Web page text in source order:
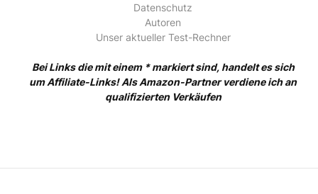
Datenschutz
Autoren
Unser aktueller Test-Rechner
Bei Links die mit einem * markiert sind, handelt es sich
um Affiliate-Links! Als Amazon-Partner verdiene ich an
qualifizierten Verkäufen